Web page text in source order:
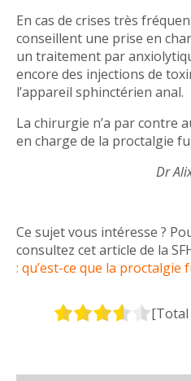
En cas de crises très
conseillent une prise en
un traitement par
encore des injections de
l’appareil sphinctérien anal.
La chirurgie n’a par contre
en charge de la proctalgie
Dr
Ce sujet vous intéresse ?
consultez cet article de la
: qu’est-ce que la proctalgie
[Total